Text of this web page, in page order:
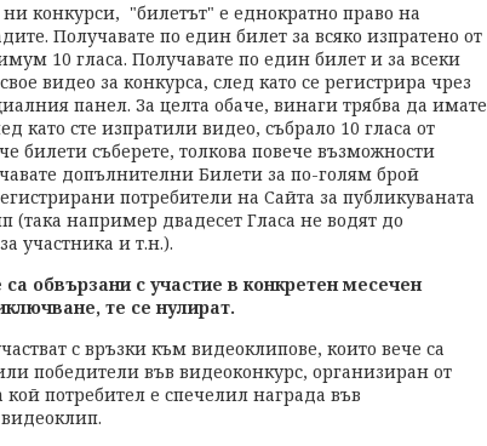
конкурси, "билетът" е еднократно право на
Получавате по един билет за всяко изпратено от
10 гласа. Получавате по един билет и за всеки
видео за конкурса, след като се регистрира чрез
панел. За целта обаче, винаги трябва да имате
като сте изпратили видео, събрало 10 гласа от
билети съберете, толкова повече възможности
допълнителни Билети за по-голям брой
потребители на Сайта за публикуваната
(така например двадесет Гласа не водят до
участника и т.н.).
обвързани с участие в конкретен месечен
те се нулират.
с връзки към видеоклипове, които вече са
победители във видеоконкурс, организиран от
потребител е спечелил награда във